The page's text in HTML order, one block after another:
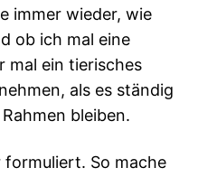
immer wieder, wie
ob ich mal eine
mal ein tierisches
als es ständig
bleiben.
formuliert. So mache